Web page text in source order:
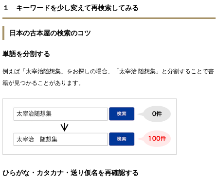
１ キーワードを少し変えて再検索してみる
日本の古本屋の検索のコツ
単語を分割する
例えば「太宰治随想集」をお探しの場合、「太宰治 随想集」と分割することで書
籍が見つかることがあります。
ひらがな・カタカナ・送り仮名を再確認する